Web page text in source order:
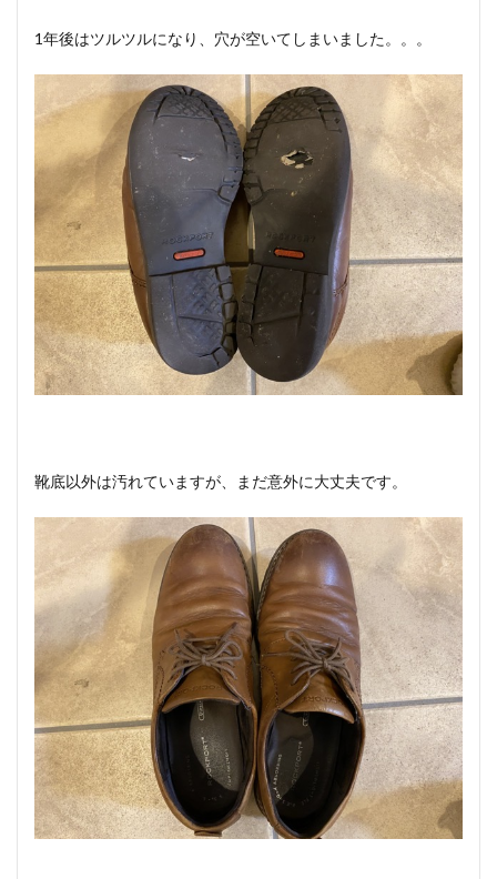
1年後はツルツルになり、穴が空いてしまいました。。。
靴底以外は汚れていますが、まだ意外に大丈夫です。